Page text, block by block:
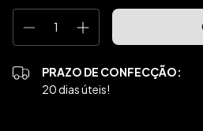
PRAZO DE CONFECÇÃO:
20 dias úteis!